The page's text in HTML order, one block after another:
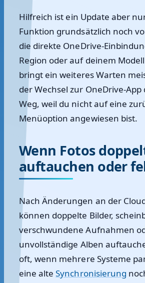
Hilfreich ist ein Update aber
Funktion grundsätzlich noch
die direkte OneDrive-
Region oder auf deinem
bringt ein weiteres Warten
der Wechsel zur OneDrive-
Weg, weil du nicht auf eine
Menüoption angewiesen bist.
Wenn Fotos
auftauchen oder
Nach Änderungen an der
können doppelte Bilder,
verschwundene Aufnahmen
unvollständige Alben
oft, wenn mehrere Systeme
eine alteSynchronisierung